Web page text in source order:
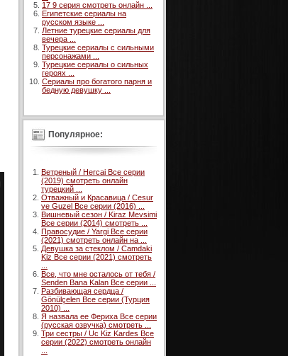
17 9 серия смотреть онлайн ...
Египетские сериалы на
русском языке ...
Летние турецкие сериалы для
вечера ...
Турецкие сериалы с сильными
персонажами ...
Турецкие сериалы о сильных
героях ...
Сериалы про богатого парня и
бедную девушку ...
Популярное:
Ветреный / Hercai Все серии
(2019) смотреть онлайн
турецкий ...
Отважный и Красавица / Cesur
ve Guzel Все серии (2016) ...
Вишневый сезон / Kiraz Mevsimi
Все серии (2014) смотреть ...
Правосудие / Yargi Все серии
(2021) смотреть онлайн на ...
Девушка за стеклом / Camdaki
Kiz Все серии (2021) смотреть
Все, что мне осталось от тебя /
Senden Bana Kalan Все серии ...
Разбивающая сердца /
Gönülçelen Все серии (Турция
2010) ...
Я назвала ее Фериха Все серии
(русская озвучка) смотреть ...
Три сестры / Uc Kiz Kardes Все
серии (2022) смотреть онлайн